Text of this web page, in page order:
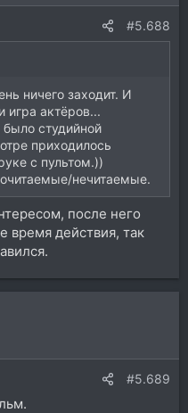
#5.688
ничего заходит. И
игра актёров...
студийной
приходилось
с пультом.))
нечитаемые.
после него
время действия, так
#5.689